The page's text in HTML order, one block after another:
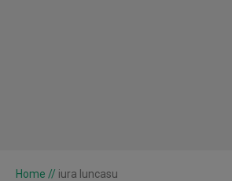
Home // iura luncasu